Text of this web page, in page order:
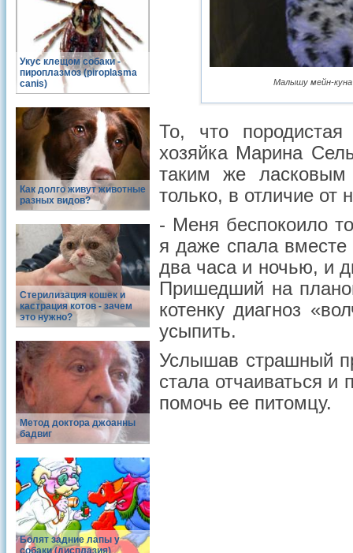
Укус клещом собаки -
пироплазмоз (piroplasma
canis)
Как долго живут животные
разных видов?
Стерилизация кошек и
кастрация котов - зачем
это нужно?
Метод доктора джоанны
бадвиг
Болят задние лапы у
собаки (дисплазия)
Малышу мейн-куна
То, что породистая
хозяйка Марина
таким же
только, в отличие от
- Меня беспокоило
я даже спала
два часа и ночью, и
Пришедший на
котенку диагноз
усыпить.
Услышав страшный
стала отчаиваться и
помочь ее питомцу.